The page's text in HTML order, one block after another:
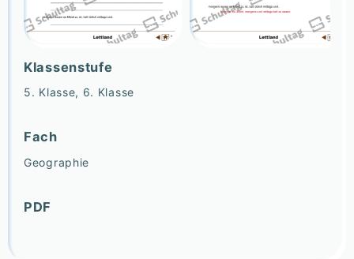
Klassenstufe
5. Klasse, 6. Klasse
Fach
Geographie
PDF